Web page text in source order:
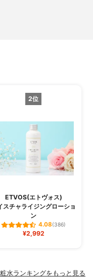
2位
ETVOS(エトヴォス)
スチャライジングローショ
ン
4.08(386)
¥2,992
水ランキングをもっと見る